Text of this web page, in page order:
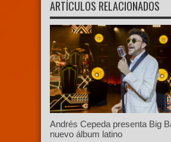
ARTÍCULOS RELACIONADOS
Andrés Cepeda presenta Big
nuevo álbum latino